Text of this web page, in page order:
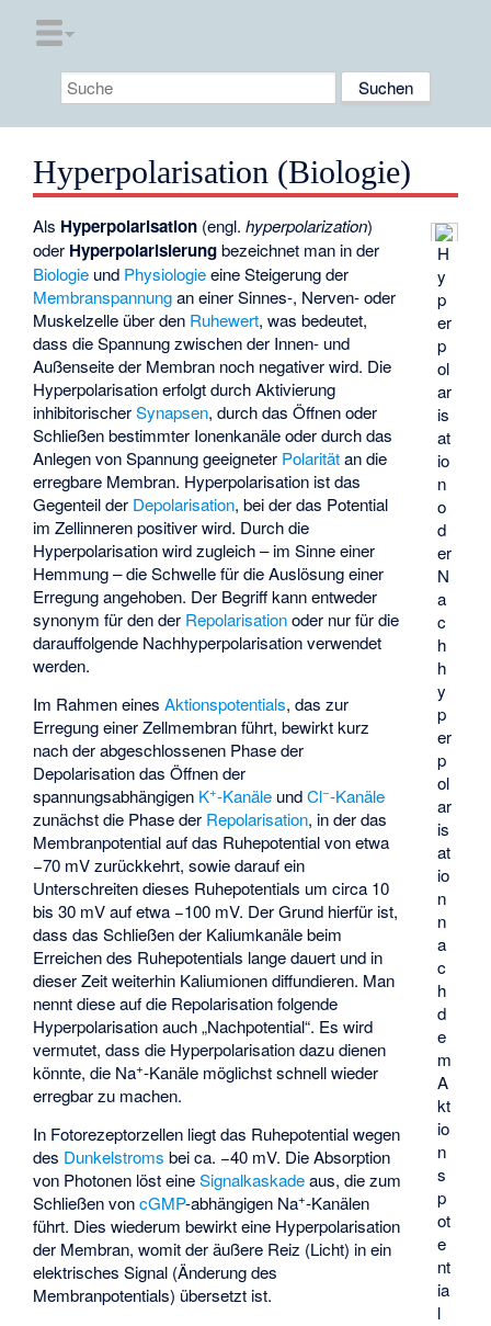
Hyperpolarisation (Biologie)
H
y
p
er
p
ol
ar
is
at
io
n
o
d
er
N
a
c
h
h
y
p
er
p
ol
ar
is
at
io
n
n
a
c
h
d
e
m
A
kt
io
n
s
p
ot
e
nt
ia
l
Als Hyperpolarisation (engl.hyperpolarization)
oder Hyperpolarisierungbezeichnet man in der
Biologie und Physiologieeine Steigerung der
Membranspannungan einer Sinnes-, Nerven- oder
Muskelzelle über den Ruhewert, was bedeutet,
dass die Spannung zwischen der Innen- und
Außenseite der Membran noch negativer wird. Die
Hyperpolarisation erfolgt durch Aktivierung
inhibitorischerSynapsen, durch das Öffnen oder
Schließen bestimmter Ionenkanäle oder durch das
Anlegen von Spannung geeigneter Polaritätan die
erregbare Membran. Hyperpolarisation ist das
Gegenteil der Depolarisation, bei der das Potential
im Zellinneren positiver wird. Durch die
Hyperpolarisation wird zugleich – im Sinne einer
Hemmung – die Schwelle für die Auslösung einer
Erregung angehoben. Der Begriff kann entweder
synonym für den der Repolarisationoder nur für die
darauffolgende Nachhyperpolarisation verwendet
werden.
Im Rahmen einesAktionspotentials, das zur
Erregung einer Zellmembran führt, bewirkt kurz
nach der abgeschlossenen Phase der
Depolarisation das Öffnen der
spannungsabhängigen K+-Kanäle undCl−-Kanäle
zunächst die Phase der Repolarisation, in der das
Membranpotential auf das Ruhepotential von etwa
−70 mV zurückkehrt, sowie darauf ein
Unterschreiten dieses Ruhepotentials um circa 10
bis 30 mV auf etwa −100 mV. Der Grund hierfür ist,
dass das Schließen der Kaliumkanäle beim
Erreichen des Ruhepotentials lange dauert und in
dieser Zeit weiterhin Kaliumionen diffundieren. Man
nennt diese auf die Repolarisation folgende
Hyperpolarisation auch „Nachpotential“. Es wird
vermutet, dass die Hyperpolarisation dazu dienen
könnte, die Na+-Kanäle möglichst schnell wieder
erregbar zu machen.
In Fotorezeptorzellen liegt das Ruhepotential wegen
des Dunkelstroms bei ca. −40 mV. Die Absorption
von Photonen löst eineSignalkaskadeaus, die zum
Schließen voncGMP-abhängigen Na+-Kanälen
führt. Dies wiederum bewirkt eine Hyperpolarisation
der Membran, womit der äußere Reiz (Licht) in ein
elektrisches Signal (Änderung des
Membranpotentials) übersetzt ist.